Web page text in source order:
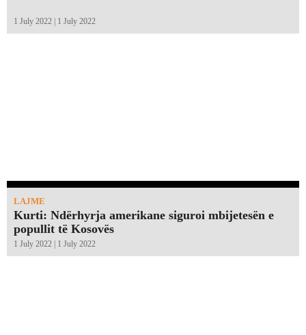
1 July 2022 | 1 July 2022
LAJME
Kurti: Ndërhyrja amerikane siguroi mbijetesën e
popullit të Kosovës
1 July 2022 | 1 July 2022